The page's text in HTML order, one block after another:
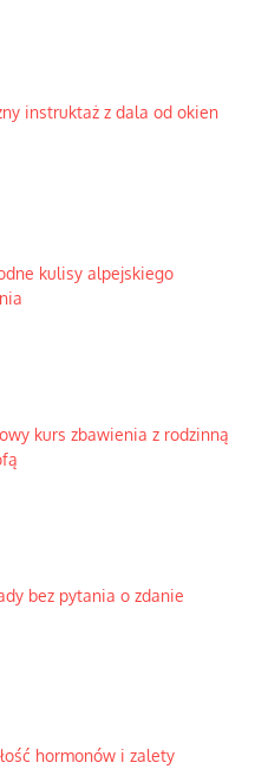
instruktaż z dala od okien
kulisy alpejskiego
kurs zbawienia z rodzinną
bez pytania o zdanie
hormonów i zalety